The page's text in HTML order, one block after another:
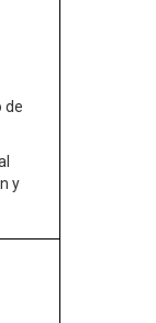
de
y